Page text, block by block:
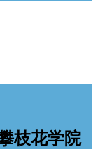
枝花学院